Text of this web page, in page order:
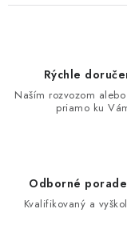
Rýchle
Naším rozvozom
priamo ku
Odborné
Kvalifikovaný a